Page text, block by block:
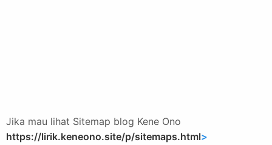
Jika mau lihat Sitemap blog Kene Ono
https://lirik.keneono.site/p/sitemaps.html>